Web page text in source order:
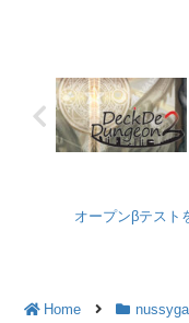
オープンβテスト
Home